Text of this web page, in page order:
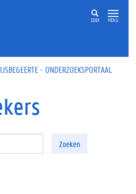
ZOEK MENU
- ONDERZOEKSPORTAAL
Zoeken